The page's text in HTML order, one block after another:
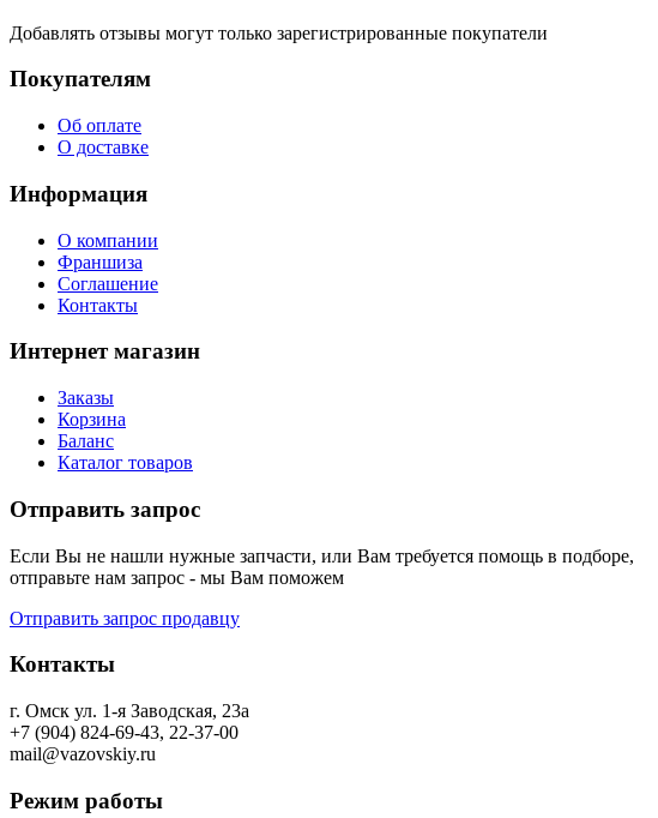
Добавлять отзывы могут только зарегистрированные покупатели
Покупателям
Об оплате
О доставке
Информация
О компании
Франшиза
Соглашение
Контакты
Интернет магазин
Заказы
Корзина
Баланс
Каталог товаров
Отправить запрос
Если Вы не нашли нужные запчасти, или Вам требуется помощь в подборе,
отправьте нам запрос - мы Вам поможем
Отправить запрос продавцу
Контакты
г. Омск ул. 1-я Заводская, 23а
+7 (904) 824-69-43, 22-37-00
mail@vazovskiy.ru
Режим работы